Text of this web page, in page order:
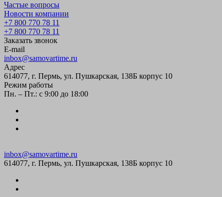
Частые вопросы
Новости компании
+7 800 770 78 11
+7 800 770 78 11
Заказать звонок
E-mail
inbox@samovartime.ru
Адрес
614077, г. Пермь, ул. Пушкарская, 138Б корпус 10
Режим работы
Пн. – Пт.: с 9:00 до 18:00
inbox@samovartime.ru
614077, г. Пермь, ул. Пушкарская, 138Б корпус 10